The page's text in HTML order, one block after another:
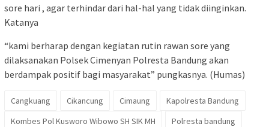
sore hari , agar terhindar dari hal-hal yang tidak diinginkan.
Katanya
“kami berharap dengan kegiatan rutin rawan sore yang
dilaksanakan Polsek Cimenyan Polresta Bandung akan
berdampak positif bagi masyarakat” pungkasnya. (Humas)
Cangkuang Cikancung Cimaung
Kapolresta Bandung
Kombes Pol Kusworo Wibowo SH SIK MH
Polresta bandung